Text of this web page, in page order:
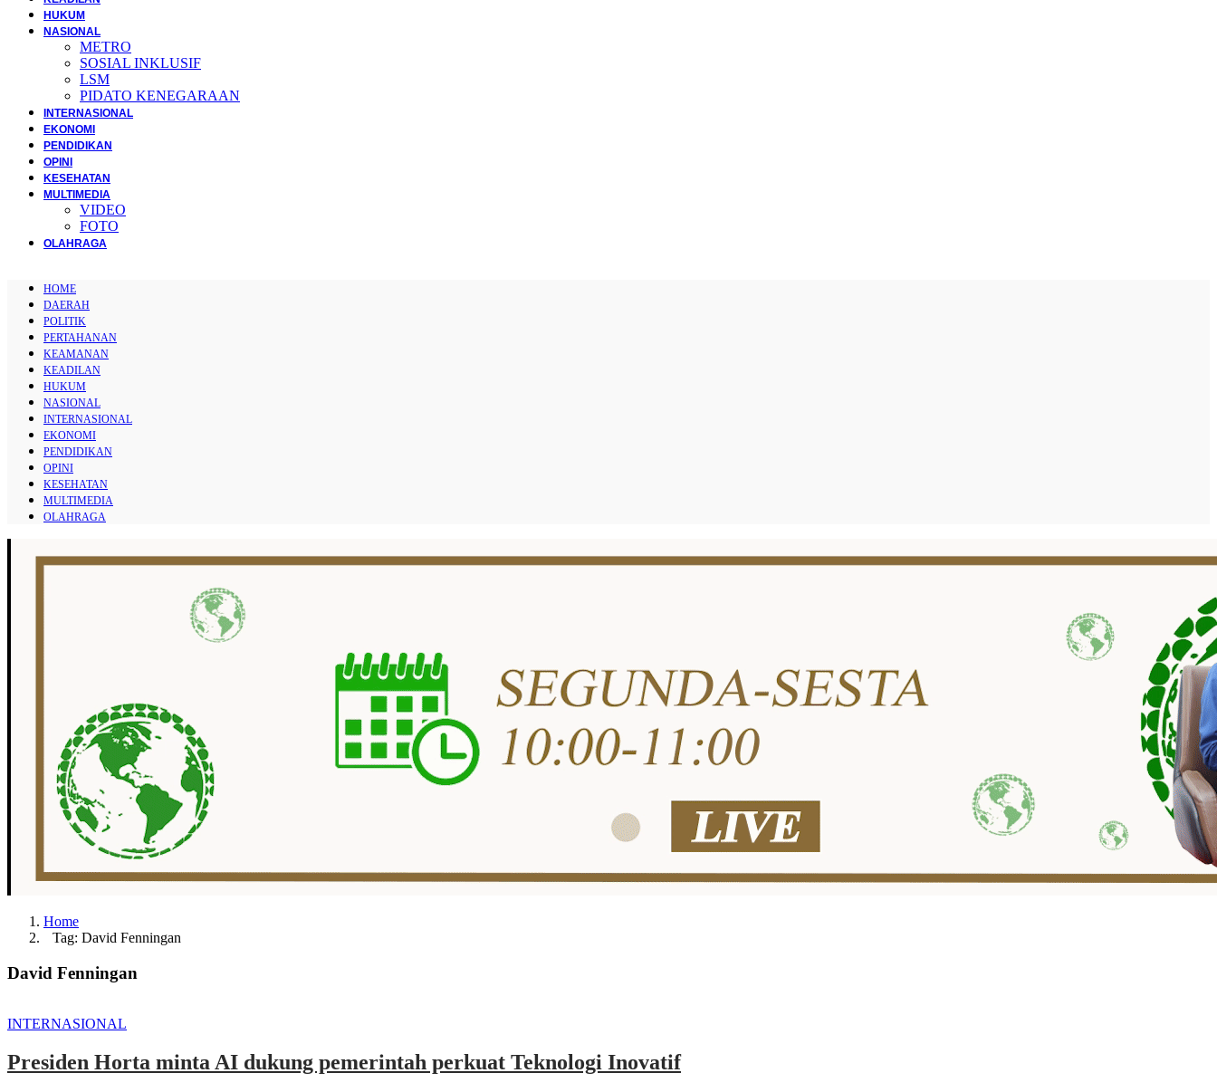
HUKUM
NASIONAL
METRO
SOSIAL INKLUSIF
LSM
PIDATO KENEGARAAN
INTERNASIONAL
EKONOMI
PENDIDIKAN
OPINI
KESEHATAN
MULTIMEDIA
VIDEO
FOTO
OLAHRAGA
HOME
DAERAH
POLITIK
PERTAHANAN
KEAMANAN
KEADILAN
HUKUM
NASIONAL
INTERNASIONAL
EKONOMI
PENDIDIKAN
OPINI
KESEHATAN
MULTIMEDIA
OLAHRAGA
Home
Tag: David Fenningan
David Fenningan
INTERNASIONAL
Presiden Horta minta AI dukung pemerintah perkuat Teknologi Inovatif